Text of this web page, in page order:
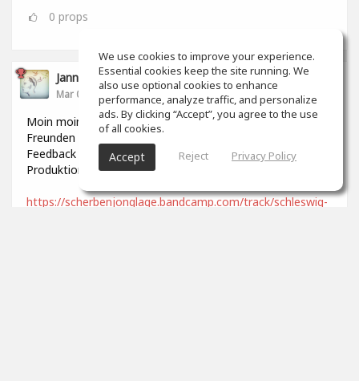
0 props
Jannek Stoldt
Mar 06, 2022
Moin moin, ist hier noch jemand? ;-) Ich habe kürzlich mit
Freunden ein Lied aufgenommen und würde mich über
Feedback freuen, was den Mix und die generelle
Produktion angeht. Viele Grüße
https://scherbenjonglage.bandcamp.com/track/schleswig-
We use cookies to improve your experience.
Essential cookies keep the site running. We
also use optional cookies to enhance
performance, analyze traffic, and personalize
ads. By clicking “Accept”, you agree to the use
of all cookies.
Accept Reject Privacy Policy